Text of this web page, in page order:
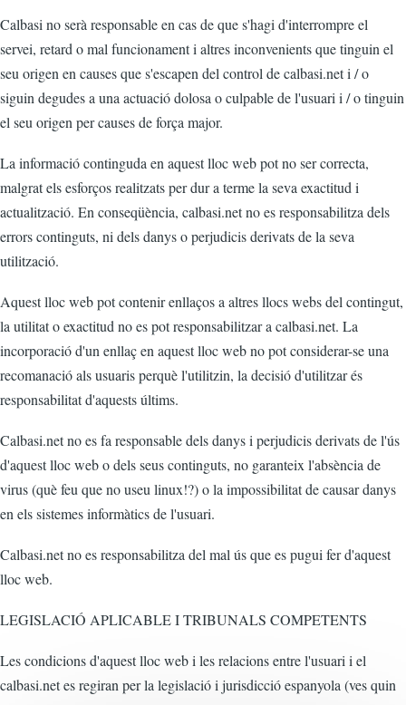
Calbasi no serà responsable en cas de que s'hagi d'interrompre el
servei, retard o mal funcionament i altres inconvenients que tinguin el
seu origen en causes que s'escapen del control de calbasi.net i / o
siguin degudes a una actuació dolosa o culpable de l'usuari i / o tinguin
el seu origen per causes de força major.
La informació continguda en aquest lloc web pot no ser correcta,
malgrat els esforços realitzats per dur a terme la seva exactitud i
actualització. En conseqüència, calbasi.net no es responsabilitza dels
errors continguts, ni dels danys o perjudicis derivats de la seva
utilització.
Aquest lloc web pot contenir enllaços a altres llocs webs del contingut,
la utilitat o exactitud no es pot responsabilitzar a calbasi.net. La
incorporació d'un enllaç en aquest lloc web no pot considerar-se una
recomanació als usuaris perquè l'utilitzin, la decisió d'utilitzar és
responsabilitat d'aquests últims.
Calbasi.net no es fa responsable dels danys i perjudicis derivats de l'ús
d'aquest lloc web o dels seus continguts, no garanteix l'absència de
virus (què feu que no useu linux!?) o la impossibilitat de causar danys
en els sistemes informàtics de l'usuari.
Calbasi.net no es responsabilitza del mal ús que es pugui fer d'aquest
lloc web.
LEGISLACIÓ APLICABLE I TRIBUNALS COMPETENTS
Les condicions d'aquest lloc web i les relacions entre l'usuari i el
calbasi.net es regiran per la legislació i jurisdicció espanyola (ves quin